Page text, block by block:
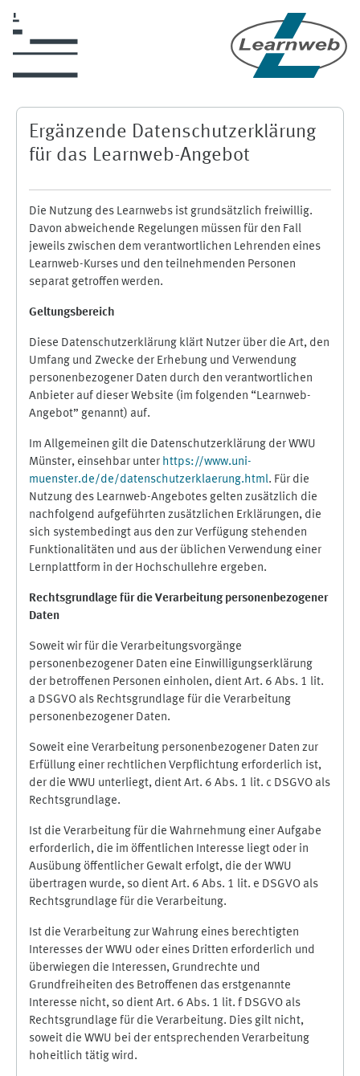
Ergänzende Datenschutzerklärung
für das Learnweb-Angebot
Die Nutzung des Learnwebs ist grundsätzlich freiwillig.
Davon abweichende Regelungen müssen für den Fall
jeweils zwischen dem verantwortlichen Lehrenden eines
Learnweb-Kurses und den teilnehmenden Personen
separat getroffen werden.
Geltungsbereich
Diese Datenschutzerklärung klärt Nutzer über die Art, den
Umfang und Zwecke der Erhebung und Verwendung
personenbezogener Daten durch den verantwortlichen
Anbieter auf dieser Website (im folgenden “Learnweb-
Angebot” genannt) auf.
Im Allgemeinen gilt die Datenschutzerklärung der WWU
Münster, einsehbar unter https://www.uni-
muenster.de/de/datenschutzerklaerung.html. Für die
Nutzung des Learnweb-Angebotes gelten zusätzlich die
nachfolgend aufgeführten zusätzlichen Erklärungen, die
sich systembedingt aus den zur Verfügung stehenden
Funktionalitäten und aus der üblichen Verwendung einer
Lernplattform in der Hochschullehre ergeben.
Rechtsgrundlage für die Verarbeitung personenbezogener
Daten
Soweit wir für die Verarbeitungsvorgänge
personenbezogener Daten eine Einwilligungserklärung
der betroffenen Personen einholen, dient Art. 6 Abs. 1 lit.
a DSGVO als Rechtsgrundlage für die Verarbeitung
personenbezogener Daten.
Soweit eine Verarbeitung personenbezogener Daten zur
Erfüllung einer rechtlichen Verpflichtung erforderlich ist,
der die WWU unterliegt, dient Art. 6 Abs. 1 lit. c DSGVO als
Rechtsgrundlage.
Ist die Verarbeitung für die Wahrnehmung einer Aufgabe
erforderlich, die im öffentlichen Interesse liegt oder in
Ausübung öffentlicher Gewalt erfolgt, die der WWU
übertragen wurde, so dient Art. 6 Abs. 1 lit. e DSGVO als
Rechtsgrundlage für die Verarbeitung.
Ist die Verarbeitung zur Wahrung eines berechtigten
Interesses der WWU oder eines Dritten erforderlich und
überwiegen die Interessen, Grundrechte und
Grundfreiheiten des Betroffenen das erstgenannte
Interesse nicht, so dient Art. 6 Abs. 1 lit. f DSGVO als
Rechtsgrundlage für die Verarbeitung. Dies gilt nicht,
soweit die WWU bei der entsprechenden Verarbeitung
hoheitlich tätig wird.